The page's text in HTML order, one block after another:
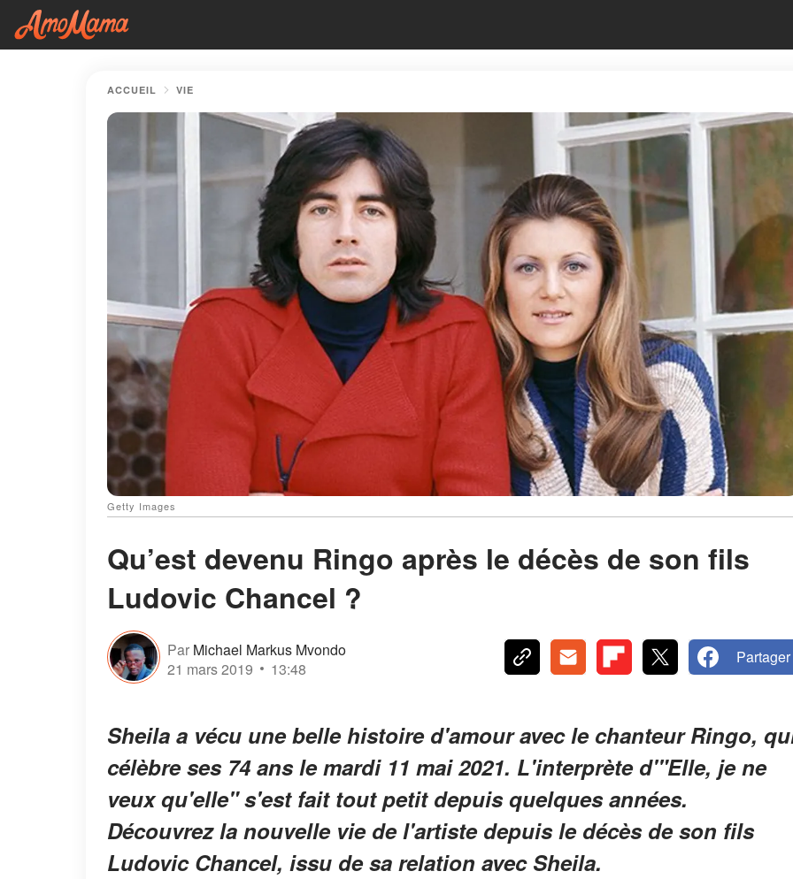
ACCUEIL VIE
Getty Images
Qu’est devenu Ringo après le décès de son fils
Ludovic Chancel ?
Par Michael Markus Mvondo
21 mars 2019
13:48
Partager
Sheila a vécu une belle histoire d'amour avec le chanteur Ringo,
célèbre ses 74 ans le mardi 11 mai 2021. L'interprète d'"Elle, je ne
veux qu'elle" s'est fait tout petit depuis quelques années.
Découvrez la nouvelle vie de l'artiste depuis le décès de son fils
Ludovic Chancel, issu de sa relation avec Sheila.